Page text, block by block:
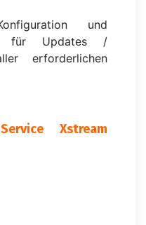
und
für Updates /
erforderlichen
Xstream